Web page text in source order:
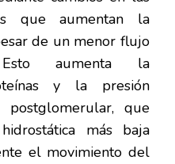
que aumentan la
de un menor flujo
aumenta la
y la presión
que
más baja
el movimiento del